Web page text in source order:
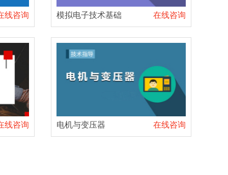
线咨询 模拟电子技术基础 在线咨询
线咨询 电机与变压器 在线咨询